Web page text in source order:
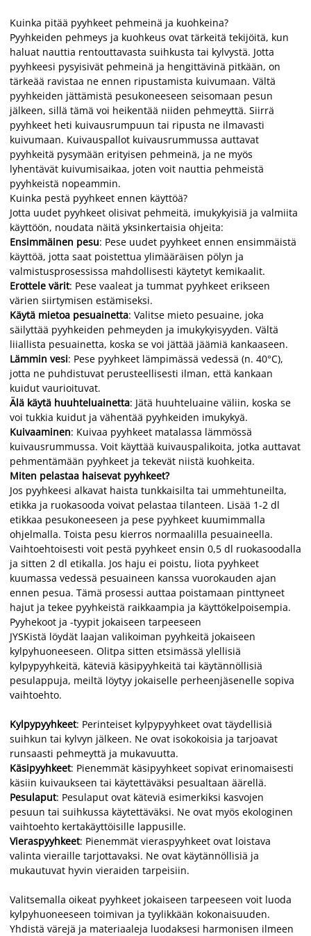
Kuinka pitää pyyhkeet pehmeinä ja kuohkeina?
Pyyhkeiden pehmeys ja kuohkeus ovat tärkeitä tekijöitä, kun
haluat nauttia rentouttavasta suihkusta tai kylvystä. Jotta
pyyhkeesi pysyisivät pehmeinä ja hengittävinä pitkään, on
tärkeää ravistaa ne ennen ripustamista kuivumaan. Vältä
pyyhkeiden jättämistä pesukoneeseen seisomaan pesun
jälkeen, sillä tämä voi heikentää niiden pehmeyttä. Siirrä
pyyhkeet heti kuivausrumpuun tai ripusta ne ilmavasti
kuivumaan. Kuivauspallot kuivausrummussa auttavat
pyyhkeitä pysymään erityisen pehmeinä, ja ne myös
lyhentävät kuivumisaikaa, joten voit nauttia pehmeistä
pyyhkeistä nopeammin.
Kuinka pestä pyyhkeet ennen käyttöä?
Jotta uudet pyyhkeet olisivat pehmeitä, imukykyisiä ja valmiita
käyttöön, noudata näitä yksinkertaisia ohjeita:
Ensimmäinen pesu: Pese uudet pyyhkeet ennen ensimmäistä
käyttöä, jotta saat poistettua ylimääräisen pölyn ja
valmistusprosessissa mahdollisesti käytetyt kemikaalit.
Erottele värit: Pese vaaleat ja tummat pyyhkeet erikseen
värien siirtymisen estämiseksi.
Käytä mietoa pesuainetta: Valitse mieto pesuaine, joka
säilyttää pyyhkeiden pehmeyden ja imukykyisyyden. Vältä
liiallista pesuainetta, koska se voi jättää jäämiä kankaaseen.
Lämmin vesi: Pese pyyhkeet lämpimässä vedessä (n. 40°C),
jotta ne puhdistuvat perusteellisesti ilman, että kankaan
kuidut vaurioituvat.
Älä käytä huuhteluainetta: Jätä huuhteluaine väliin, koska se
voi tukkia kuidut ja vähentää pyyhkeiden imukykyä.
Kuivaaminen: Kuivaa pyyhkeet matalassa lämmössä
kuivausrummussa. Voit käyttää kuivauspalikoita, jotka auttavat
pehmentämään pyyhkeet ja tekevät niistä kuohkeita.
Miten pelastaa haisevat pyyhkeet?
Jos pyyhkeesi alkavat haista tunkkaisilta tai ummehtuneilta,
etikka ja ruokasooda voivat pelastaa tilanteen. Lisää 1-2 dl
etikkaa pesukoneeseen ja pese pyyhkeet kuumimmalla
ohjelmalla. Toista pesu kierros normaalilla pesuaineella.
Vaihtoehtoisesti voit pestä pyyhkeet ensin 0,5 dl ruokasoodalla
ja sitten 2 dl etikalla. Jos haju ei poistu, liota pyyhkeet
kuumassa vedessä pesuaineen kanssa vuorokauden ajan
ennen pesua. Tämä prosessi auttaa poistamaan pinttyneet
hajut ja tekee pyyhkeistä raikkaampia ja käyttökelpoisempia.
Pyyhekoot ja -tyypit jokaiseen tarpeeseen
JYSKistä löydät laajan valikoiman pyyhkeitä jokaiseen
kylpyhuoneeseen. Olitpa sitten etsimässä ylellisiä
kylpypyyhkeitä, käteviä käsipyyhkeitä tai käytännöllisiä
pesulappuja, meiltä löytyy jokaiselle perheenjäsenelle sopiva
vaihtoehto.
Kylpypyyhkeet: Perinteiset kylpypyyhkeet ovat täydellisiä
suihkun tai kylvyn jälkeen. Ne ovat isokokoisia ja tarjoavat
runsaasti pehmeyttä ja mukavuutta.
Käsipyyhkeet: Pienemmät käsipyyhkeet sopivat erinomaisesti
käsiin kuivaukseen tai käytettäväksi pesualtaan äärellä.
Pesulaput: Pesulaput ovat käteviä esimerkiksi kasvojen
pesuun tai suihkussa käytettäväksi. Ne ovat myös ekologinen
vaihtoehto kertakäyttöisille lappusille.
Vieraspyyhkeet: Pienemmät vieraspyyhkeet ovat loistava
valinta vieraille tarjottavaksi. Ne ovat käytännöllisiä ja
mukautuvat hyvin vieraiden tarpeisiin.
Valitsemalla oikeat pyyhkeet jokaiseen tarpeeseen voit luoda
kylpyhuoneeseen toimivan ja tyylikkään kokonaisuuden.
Yhdistä värejä ja materiaaleja luodaksesi harmonisen ilmeen